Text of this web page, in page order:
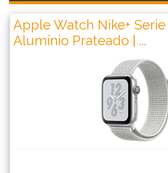
Apple Watch Nike+ Serie
Alumínio Prateado | ...